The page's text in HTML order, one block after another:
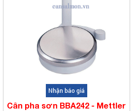
Nhận báo giá
Cân pha sơn BBA242 - Mettler